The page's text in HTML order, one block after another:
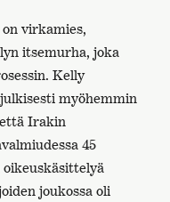
virkamies,
itsemurha, joka
Kelly
myöhemmin
Irakin
45
joukossa oli